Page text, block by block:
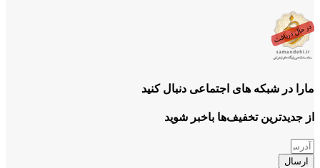
مارا در شبکه های اجتماعی دنبال کنید
از جدیدترین تخفیف‌ها باخبر شوید
ارسال